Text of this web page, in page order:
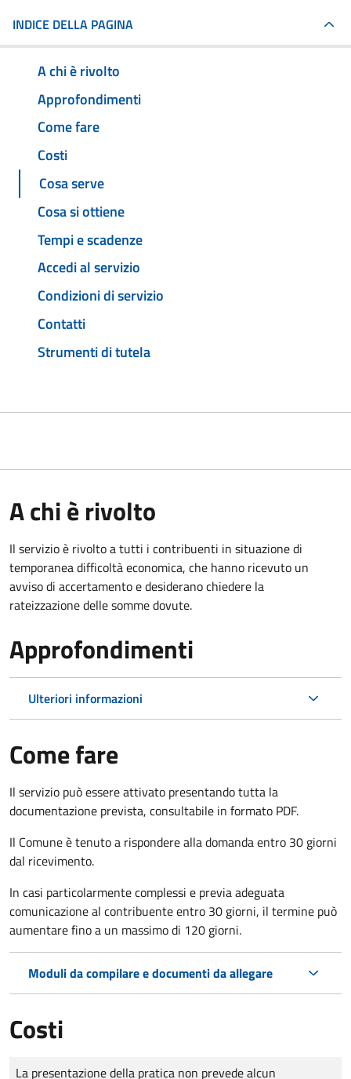
INDICE DELLA PAGINA
A chi è rivolto
Approfondimenti
Come fare
Costi
Cosa serve
Cosa si ottiene
Tempi e scadenze
Accedi al servizio
Condizioni di servizio
Contatti
Strumenti di tutela
A chi è rivolto
Il servizio è rivolto a tutti i contribuenti in situazione di
temporanea difficoltà economica, che hanno ricevuto un
avviso di accertamento e desiderano chiedere la
rateizzazione delle somme dovute.
Approfondimenti
Ulteriori informazioni
Come fare
Il servizio può essere attivato presentando tutta la
documentazione prevista, consultabile in formato PDF.
Il Comune è tenuto a rispondere alla domanda entro 30 giorni
dal ricevimento.
In casi particolarmente complessi e previa adeguata
comunicazione al contribuente entro 30 giorni, il termine può
aumentare fino a un massimo di 120 giorni.
Moduli da compilare e documenti da allegare
Costi
Tipo di pagamento
Importo
La presentazione della pratica non prevede alcun